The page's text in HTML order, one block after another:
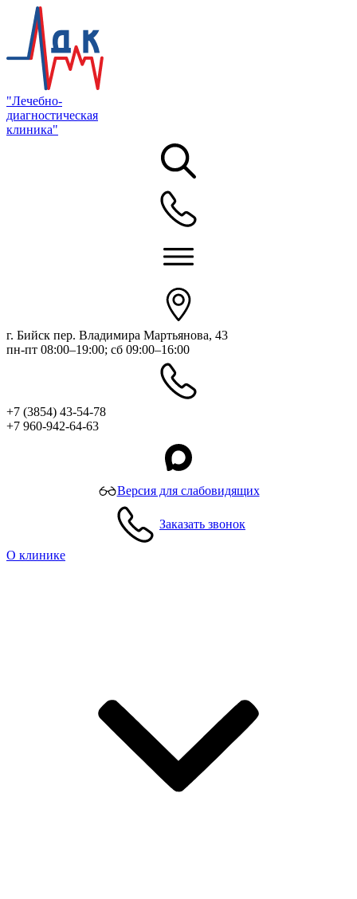
"Лечебно-
диагностическая
клиника"
г. Бийск пер. Владимира Мартьянова, 43
пн-пт 08:00–19:00; сб 09:00–16:00
+7 (3854) 43-54-78
+7 960-942-64-63
Версия для слабовидящих
Заказать звонок
О клинике